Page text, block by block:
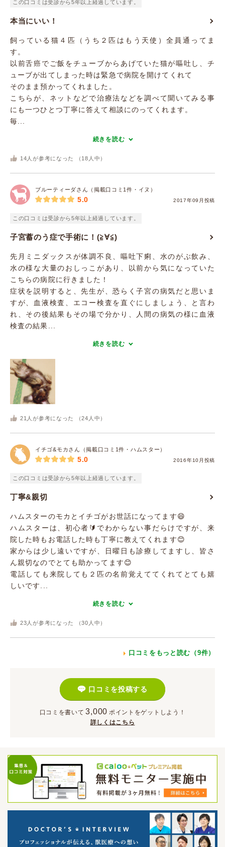
この口コミは受診から5年以上経過しています。
本当にいい！
飼っている猫４匹（うち２匹はもう天使）全員通ってま
す。
以前舌癌でご飯をチューブからあげていた猫が嘔吐し、チ
ューブが出てしまった時は緊急で病院を開けてくれて
そのまま預かってくれました。
こちらが、ネットなどで治療法などを調べて聞いてみる事
にも一つひとつ丁寧に答えて相談にのってくれます。
毎...
続きを読む
14 人が参考になった （ 18 人中）
ブルーティーダさん（掲載口コミ1件・イヌ）
2017年09月投稿
5.0
この口コミは受診から5年以上経過しています。
子宮蓄のう症で手術に！(≧∀≦)
先月ミニダックスが体調不良、嘔吐下痢、水のがぶ飲み、
水の様な大量のおしっこがあり、以前から気になっていた
こちらの病院に行きました！
症状を説明すると、先生が、恐らく子宮の病気だと思いま
すが、血液検査、エコー検査を直ぐにしましょう、と言わ
れ、その後結果もその場で分かり、人間の病気の様に血液
検査の結果...
続きを読む
21 人が参考になった （24 人中）
イチゴ&モカさん（掲載口コミ1件・ハムスター）
2016年10月投稿
5.0
この口コミは受診から5年以上経過しています。
丁寧&親切
ハムスターのモカとイチゴがお世話になってます😄
ハムスターは、初心者🔰でわからない事だらけですが、来
院した時もお電話した時も丁寧に教えてくれます😊
家からは少し遠いですが、日曜日も診療してますし、皆さ
ん親切なのでとても助かってます😊
電話しても来院しても２匹の名前覚えててくれてとても嬉
しいです...
続きを読む
23 人が参考になった （30 人中）
口コミをもっと読む（9件）
口コミを投稿する
口コミを書いて 3,000 ポイント をゲットしよう！
詳しくはこちら